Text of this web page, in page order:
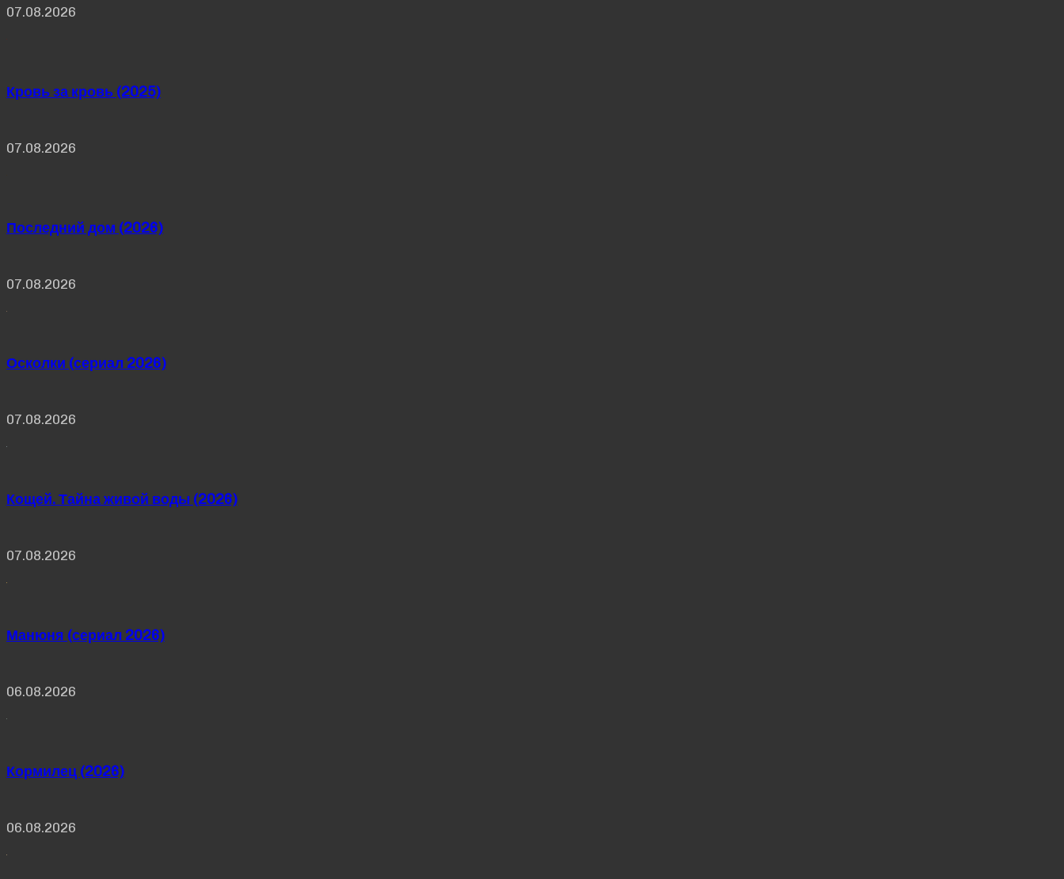
07.08.2026
Кровь за кровь (2025)
07.08.2026
Последний дом (2026)
07.08.2026
Осколки (сериал 2026)
07.08.2026
Кощей. Тайна живой воды (2026)
07.08.2026
Манюня (сериал 2026)
06.08.2026
Кормилец (2026)
06.08.2026